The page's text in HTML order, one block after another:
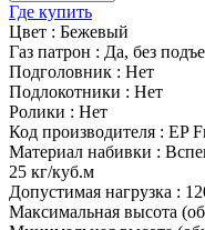
Где купить
Цвет : Бежевый
Газ патрон : Да, без
Подголовник : Нет
Подлокотники : Нет
Ролики : Нет
Код производителя : EP
Материал набивки :
25 кг/куб.м
Допустимая нагрузка :
Максимальная высота